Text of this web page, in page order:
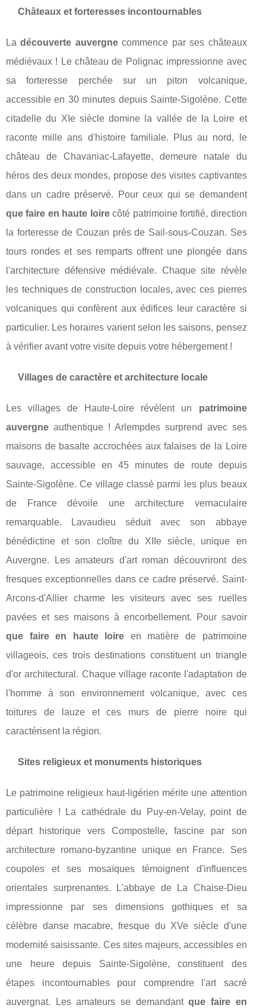
Châteaux et forteresses incontournables
Ladécouverte auvergnecommence par ses châteaux
médiévaux ! Le château de Polignac impressionne avec
sa forteresse perchée sur un piton volcanique,
accessible en 30 minutes depuis Sainte-Sigolène. Cette
citadelle du XIe siècle domine la vallée de la Loire et
raconte mille ans d'histoire familiale. Plus au nord, le
château de Chavaniac-Lafayette, demeure natale du
héros des deux mondes, propose des visites captivantes
dans un cadre préservé. Pour ceux qui se demandent
que faire en haute loirecôté patrimoine fortifié, direction
la forteresse de Couzan près de Sail-sous-Couzan. Ses
tours rondes et ses remparts offrent une plongée dans
l'architecture défensive médiévale. Chaque site révèle
les techniques de construction locales, avec ces pierres
volcaniques qui confèrent aux édifices leur caractère si
particulier. Les horaires varient selon les saisons, pensez
à vérifier avant votre visite depuis votre hébergement !
Villages de caractère et architecture locale
Les villages de Haute-Loire révèlent un patrimoine
auvergne authentique ! Arlempdes surprend avec ses
maisons de basalte accrochées aux falaises de la Loire
sauvage, accessible en 45 minutes de route depuis
Sainte-Sigolène. Ce village classé parmi les plus beaux
de France dévoile une architecture vernaculaire
remarquable. Lavaudieu séduit avec son abbaye
bénédictine et son cloître du XIIe siècle, unique en
Auvergne. Les amateurs d'art roman découvriront des
fresques exceptionnelles dans ce cadre préservé. Saint-
Arcons-d'Allier charme les visiteurs avec ses ruelles
pavées et ses maisons à encorbellement. Pour savoir
que faire en haute loire en matière de patrimoine
villageois, ces trois destinations constituent un triangle
d'or architectural. Chaque village raconte l'adaptation de
l'homme à son environnement volcanique, avec ces
toitures de lauze et ces murs de pierre noire qui
caractérisent la région.
Sites religieux et monuments historiques
Le patrimoine religieux haut-ligérien mérite une attention
particulière ! La cathédrale du Puy-en-Velay, point de
départ historique vers Compostelle, fascine par son
architecture romano-byzantine unique en France. Ses
coupoles et ses mosaïques témoignent d'influences
orientales surprenantes. L'abbaye de La Chaise-Dieu
impressionne par ses dimensions gothiques et sa
célèbre danse macabre, fresque du XVe siècle d'une
modernité saisissante. Ces sites majeurs, accessibles en
une heure depuis Sainte-Sigolène, constituent des
étapes incontournables pour comprendre l'art sacré
auvergnat. Les amateurs se demandantque faire en